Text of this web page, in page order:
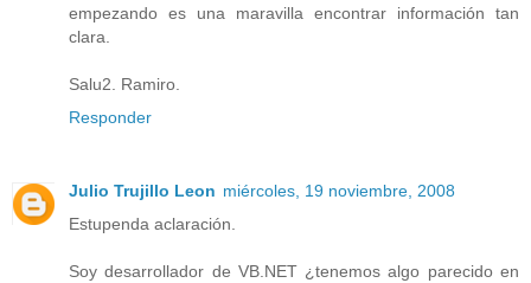
empezando es una maravilla encontrar información tan
clara.
Salu2. Ramiro.
Responder
Julio Trujillo Leon miércoles, 19 noviembre, 2008
Estupenda aclaración.
Soy desarrollador de VB.NET ¿tenemos algo parecido en